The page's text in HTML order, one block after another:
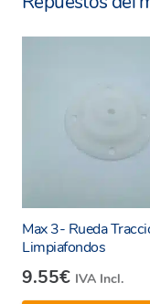
Max 3- Rueda
Limpiafondos
9.55€ IVA Incl.